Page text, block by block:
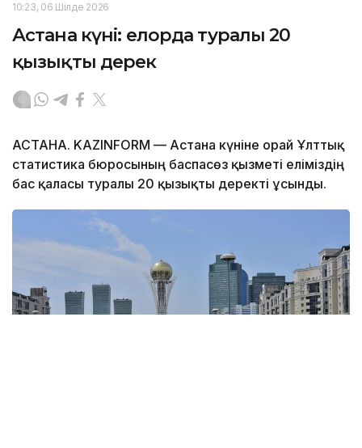
10:23, 06 Шілде 2026
Астана күні: елорда туралы 20
қызықты дерек
АСТАНА. KAZINFORM — Астана күніне орай Ұлттық
статистика бюросының баспасөз қызметі еліміздің
бас қаласы туралы 20 қызықты деректі ұсынды.